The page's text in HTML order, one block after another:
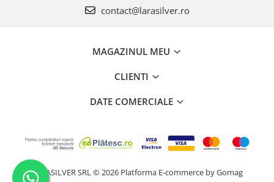
contact@larasilver.ro
MAGAZINUL MEU
CLIENTI
DATE COMERCIALE
LARASILVER SRL © 2026 Platforma E-commerce by Gomag